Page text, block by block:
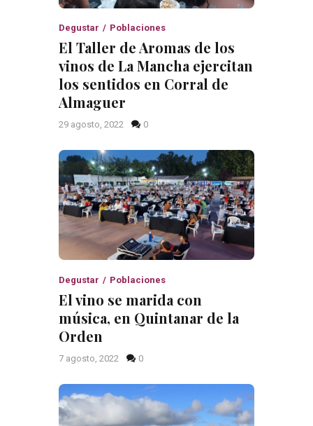
Degustar Poblaciones
El Taller de Aromas de los
vinos de La Mancha ejercitan
los sentidos en Corral de
Almaguer
29 agosto, 2022 0
Degustar Poblaciones
El vino se marida con
música, en Quintanar de la
Orden
7 agosto, 2022 0